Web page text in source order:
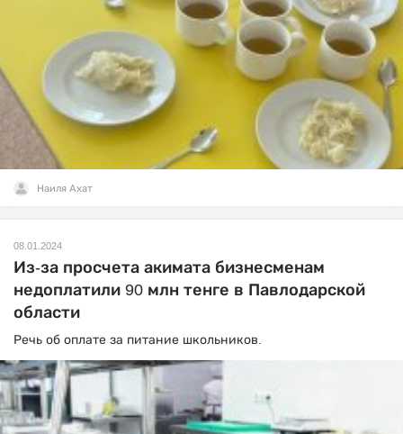
Наиля Ахат
08.01.2024
Из-за просчета акимата бизнесменам
недоплатили 90 млн тенге в Павлодарской
области
Речь об оплате за питание школьников.